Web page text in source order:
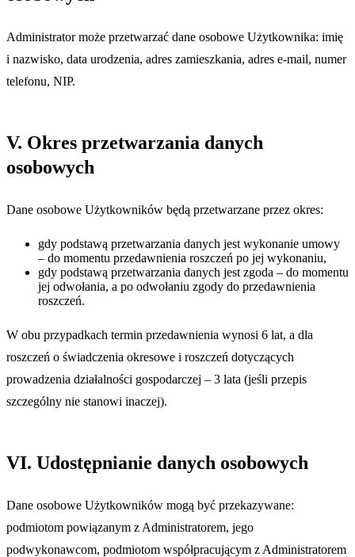
Administrator może przetwarzać dane osobowe Użytkownika: imię
i nazwisko, data urodzenia, adres zamieszkania, adres e-mail, numer
telefonu, NIP.
V. Okres przetwarzania danych
osobowych
Dane osobowe Użytkowników będą przetwarzane przez okres:
gdy podstawą przetwarzania danych jest wykonanie umowy
– do momentu przedawnienia roszczeń po jej wykonaniu,
gdy podstawą przetwarzania danych jest zgoda – do momentu
jej odwołania, a po odwołaniu zgody do przedawnienia
roszczeń.
W obu przypadkach termin przedawnienia wynosi 6 lat, a dla
roszczeń o świadczenia okresowe i roszczeń dotyczących
prowadzenia działalności gospodarczej – 3 lata (jeśli przepis
szczególny nie stanowi inaczej).
VI. Udostępnianie danych osobowych
Dane osobowe Użytkowników mogą być przekazywane:
podmiotom powiązanym z Administratorem, jego
podwykonawcom, podmiotom współpracującym z Administratorem